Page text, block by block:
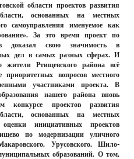
области проектов развития
основанных на местных
самоуправления именуемое как
За это время проект по
доказал свою значимость в
дел в самых разных сферах. И
Ртищевского района всё
вопросов местного
участниками проекта. В
нашего района вновь
конкурсе проектов развития
основанных на местных
инициативных проектов
по модернизации уличного
Урусовского, Шило-
образований. О том,